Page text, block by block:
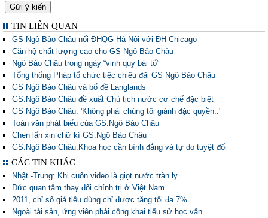
TIN LIÊN QUAN
GS Ngô Bảo Châu nối ĐHQG Hà Nội với ĐH Chicago
Căn hộ chất lượng cao cho GS Ngô Bảo Châu
Ngô Bảo Châu trong ngày “vinh quy bái tổ”
Tổng thống Pháp tổ chức tiệc chiêu đãi GS Ngô Bảo Châu
GS Ngô Bảo Châu và bổ đề Langlands
GS.Ngô Bảo Châu đề xuất Chủ tịch nước cơ chế đặc biệt
GS Ngô Bảo Châu: 'Không phải chúng tôi giành đặc quyền..'
Toàn văn phát biểu của GS.Ngô Bảo Châu
Chen lấn xin chữ kí GS.Ngô Bảo Châu
GS.Ngô Bảo Châu:Khoa học cần bình đẳng và tự do tuyệt đối
CÁC TIN KHÁC
Nhật -Trung: Khi cuốn video là giọt nước tràn ly
Đức quan tâm thay đổi chính trị ở Việt Nam
2011, chỉ số giá tiêu dùng chỉ được tăng tối đa 7%
Ngoài tài sản, ứng viên phải công khai tiểu sử học vấn